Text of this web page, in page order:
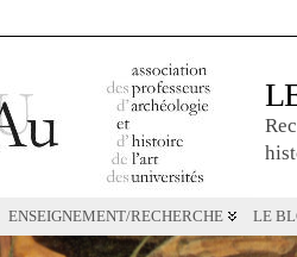
ENSEIGNEMENT/RECHERCHE LE